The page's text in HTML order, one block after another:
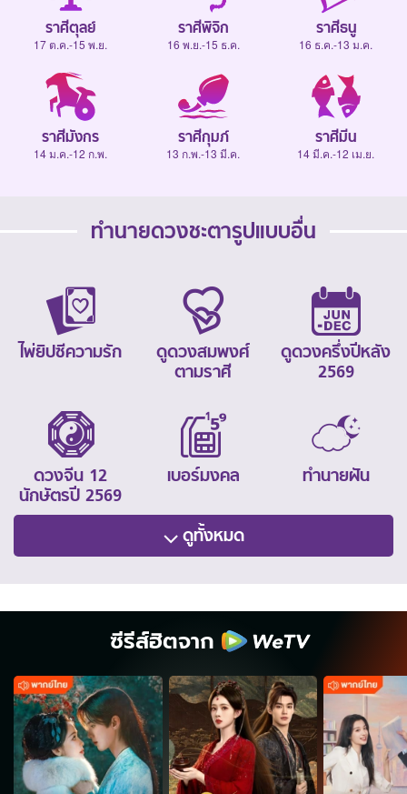
ราศีตุลย์
17 ต.ค.-15 พ.ย.
ราศีพิจิก
16 พ.ย.-15 ธ.ค.
ราศีธนู
16 ธ.ค.-13 ม.ค.
ราศีมังกร
14 ม.ค.-12 ก.พ.
ราศีกุมภ์
13 ก.พ.-13 มี.ค.
ราศีมีน
14 มี.ค.-12 เม.ย.
ทำนายดวงชะตารูปแบบอื่น
ไพ่ยิปซีความรัก
ดูดวงสมพงศ์
ตามราศี
ดูดวงครึ่งปีหลัง
2569
ดวงจีน 12
นักษัตรปี 2569
เบอร์มงคล ทำนายฝัน
ดูทั้งหมด
ซีรีส์ฮิตจาก